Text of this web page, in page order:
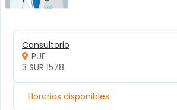
Consultorio
PUE
3 SUR 1578
Horarios disponibles